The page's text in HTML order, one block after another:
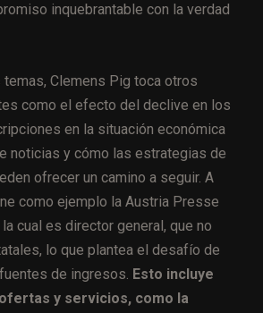
inquebrantable con la verdad
Clemens Pig toca otros
como el efecto del declive en los
en la situación económica
noticias y cómo las estrategias de
ofrecer un camino a seguir. A
como ejemplo la Austria Presse
cual es director general, que no
lo que plantea el desafío de
de ingresos. Esto incluye
y servicios, como la